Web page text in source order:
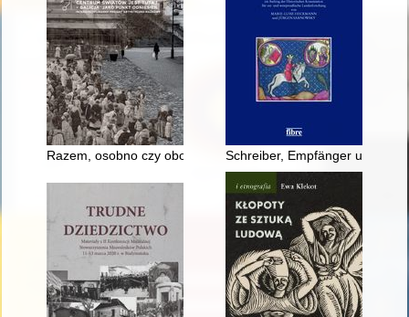
Razem, osobno czy obok siebie? : środowisko inteligencji
Schreiber, Empfänger und